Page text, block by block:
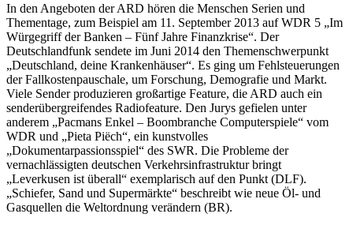
In den Angeboten der ARD hören die Menschen Serien und
Thementage, zum Beispiel am 11. September 2013 auf WDR 5 „Im
Würgegriff der Banken – Fünf Jahre Finanzkrise“. Der
Deutschlandfunk sendete im Juni 2014 den Themenschwerpunkt
„Deutschland, deine Krankenhäuser“. Es ging um Fehlsteuerungen
der Fallkostenpauschale, um Forschung, Demografie und Markt.
Viele Sender produzieren großartige Feature, die ARD auch ein
senderübergreifendes Radiofeature. Den Jurys gefielen unter
anderem „Pacmans Enkel – Boombranche Computerspiele“ vom
WDR und „Pieta Piëch“, ein kunstvolles
„Dokumentarpassionsspiel“ des SWR. Die Probleme der
vernachlässigten deutschen Verkehrsinfrastruktur bringt
„Leverkusen ist überall“ exemplarisch auf den Punkt (DLF).
„Schiefer, Sand und Supermärkte“ beschreibt wie neue Öl- und
Gasquellen die Weltordnung verändern (BR).